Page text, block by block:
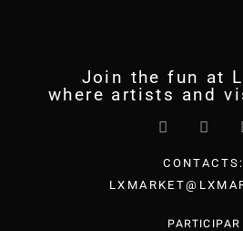
Join the fun at
where artists and
CONTACTS:
PARTICIPAR